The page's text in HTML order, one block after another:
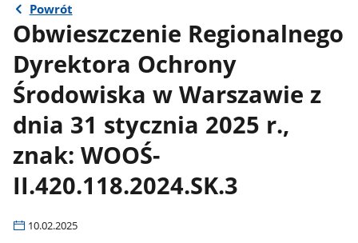
Powrót
Obwieszczenie Regionalnego
Dyrektora Ochrony
Środowiska w Warszawie z
dnia 31 stycznia 2025 r.,
znak: WOOŚ-
II.420.118.2024.SK.3
10.02.2025